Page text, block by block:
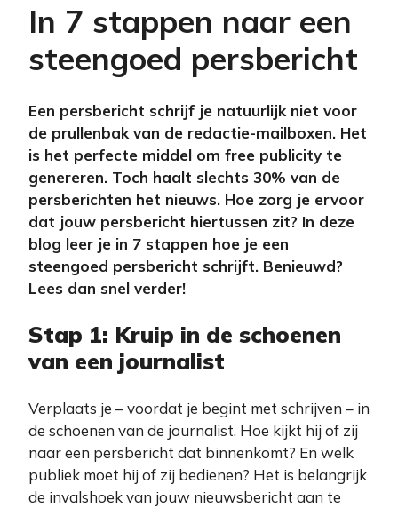
In 7 stappen naar een
steengoed persbericht
Een persbericht schrijf je natuurlijk niet voor
de prullenbak van de redactie-mailboxen. Het
is het perfecte middel om free publicity te
genereren. Toch haalt slechts 30% van de
persberichten het nieuws. Hoe zorg je ervoor
dat jouw persbericht hiertussen zit? In deze
blog leer je in 7 stappen hoe je een
steengoed persbericht schrijft. Benieuwd?
Lees dan snel verder!
Stap 1: Kruip in de schoenen
van een journalist
Verplaats je – voordat je begint met schrijven – in
de schoenen van de journalist. Hoe kijkt hij of zij
naar een persbericht dat binnenkomt? En welk
publiek moet hij of zij bedienen? Het is belangrijk
de invalshoek van jouw nieuwsbericht aan te